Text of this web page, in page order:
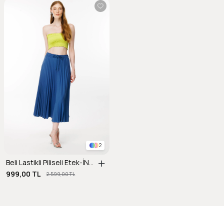
2
999,00 TL
2.599,00 TL